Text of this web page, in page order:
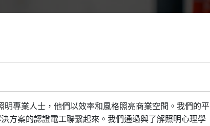
專業人士，他們以效率和風格照亮商業空間。我們的平
方案的認證電工聯繫起來。我們通過與了解照明心理學